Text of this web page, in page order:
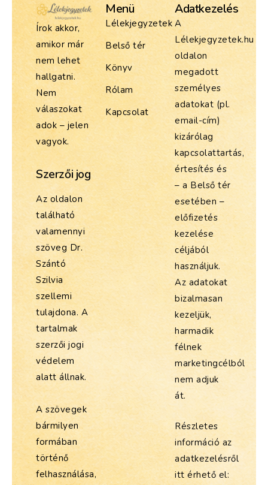
Írok akkor,
amikor már
nem lehet
hallgatni.
Nem
válaszokat
adok – jelen
vagyok.
Szerzői jog
Az oldalon
található
valamennyi
szöveg Dr.
Szántó
Szilvia
szellemi
tulajdona. A
tartalmak
szerzői jogi
védelem
alatt állnak.
A szövegek
bármilyen
formában
történő
felhasználása,
Menü
Lélekjegyzetek
Belső tér
Könyv
Rólam
Kapcsolat
Adatkezelés
A
Lélekjegyzetek.hu
oldalon
megadott
személyes
adatokat (pl.
email-cím)
kizárólag
kapcsolattartás,
értesítés és
– a Belső tér
esetében –
előfizetés
kezelése
céljából
használjuk.
Az adatokat
bizalmasan
kezeljük,
harmadik
félnek
marketingcélból
nem adjuk
át.
Részletes
információ az
adatkezelésről
itt érhető el: